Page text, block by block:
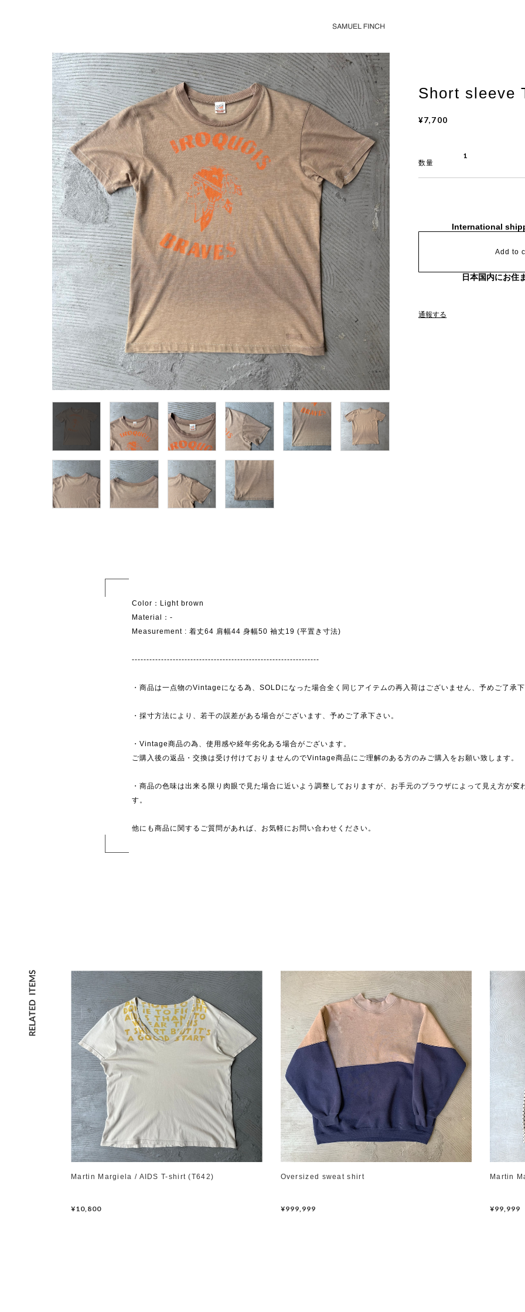
Short sleeve
¥7,700
数量
International
Add to
日本国内にお住
通報する
Color：Light brown
Material：-
Measurement : 着丈64 肩幅44 身幅50 袖丈19 (平置き寸法)
----------------------------------------------------------------
・商品は一点物のVintageになる為、SOLDになった場合全く同じアイテムの再入荷はございません、予めご了承下
・採寸方法により、若干の誤差がある場合がございます、予めご了承下さい。
・Vintage商品の為、使用感や経年劣化ある場合がございます。
ご購入後の返品・交換は受け付けておりませんのでVintage商品にご理解のある方のみご購入をお願い致します。
・商品の色味は出来る限り肉眼で見た場合に近いよう調整しておりますが、お手元のブラウザによって見え方が変
す。
他にも商品に関するご質問があれば、お気軽にお問い合わせください。
Martin Margiela / AIDS T-shirt (T642)
¥10,800
Oversized sweat shirt
¥999,999
Martin
¥99,999